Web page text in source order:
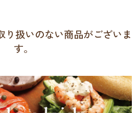
扱いのない商品がございま
す。